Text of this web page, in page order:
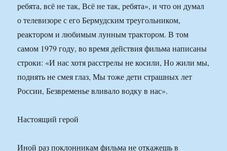
ребята, всё не так, Всё не так, ребята», и что он думал
о телевизоре с его Бермудским треугольником,
реактором и любимым лунным трактором. В том
самом 1979 году, во время действия фильма написаны
строки: «И нас хотя расстрелы не косили, Но жили мы,
поднять не смея глаз, Мы тоже дети страшных лет
России, Безвременье вливало водку в нас».
Настоящий герой
Иной раз поклонникам фильма не откажешь в